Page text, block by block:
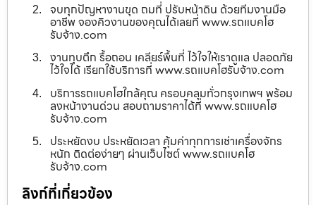
จบทุกปัญหางานขุด ถมที่ ปรับหน้าดิน ด้วยทีมงานมือ
อาชีพ จองคิวงานของคุณได้เลยที่ www.รถแบคโฮ
รับจ้าง.com
งานทุบตึก รื้อถอน เคลียร์พื้นที่ ไว้ใจให้เราดูแล ปลอดภัย
ไว้ใจได้ เรียกใช้บริการที่ www.รถแบคโฮรับจ้าง.com
บริการรถแบคโฮใกล้คุณ ครอบคลุมทั่วกรุงเทพฯ พร้อม
ลงหน้างานด่วน สอบถามราคาได้ที่ www.รถแบคโฮ
รับจ้าง.com
ประหยัดงบ ประหยัดเวลา คุ้มค่าทุกการเช่าเครื่องจักร
หนัก ติดต่อง่ายๆ ผ่านเว็บไซต์ www.รถแบคโฮ
รับจ้าง.com
ลิงก์ที่เกี่ยวข้อง